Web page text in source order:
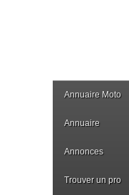
Annuaire Moto
Annuaire
Annonces
Trouver un pro